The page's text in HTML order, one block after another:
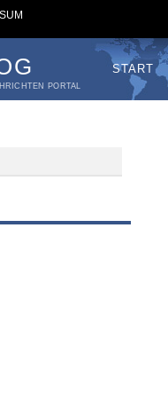
PORTAL
START